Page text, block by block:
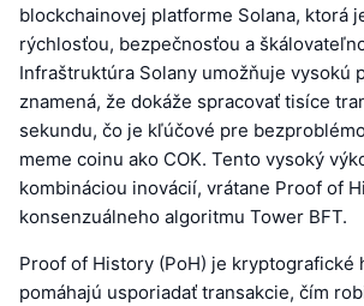
blockchainovej platforme Solana, ktorá
rýchlosťou, bezpečnosťou a
Infraštruktúra Solany umožňuje vysokú
znamená, že dokáže spracovať tisíce
sekundu, čo je kľúčové pre
meme coinu ako COK. Tento vysoký
kombináciou inovácií, vrátane Proof of
konsenzuálneho algoritmu Tower BFT.
Proof of History (PoH) je kryptografické
pomáhajú usporiadať transakcie, čím